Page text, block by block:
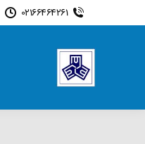
02166464261